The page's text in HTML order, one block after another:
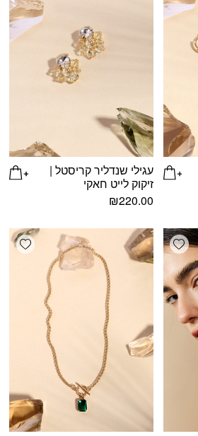
עגילי שנדליר קריסטל |
זיקוק לייט חאקי
₪220.00
Add wishlist